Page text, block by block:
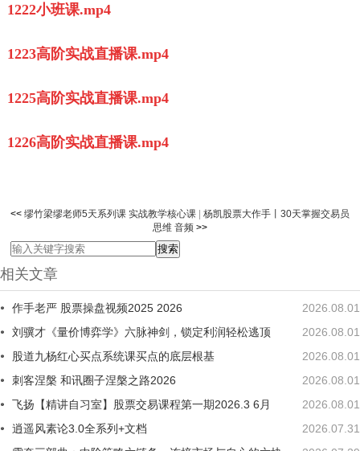
1222小班课.mp4
1223高阶实战直播课.mp4
1225高阶实战直播课.mp4
1226高阶实战直播课.mp4
<< 缪竹梁缪老师5天系列课 实战教学核心课 | 杨凯股票大作手丨30天掌握交易员
思维 音频>>
相关文章
2026.08.01
作手老严 股票操盘视频2025 2026
2026.08.01
刘骥才《量价博弈学》六脉神剑，锁定利润轻松逃顶
2026.08.01
股道九杨红心买点系统课买点的底层根基
2026.08.01
刺客涅槃 和讯圈子涅槃之路2026
2026.08.01
飞扬【精讲自习室】股票交易课程第一期2026.3 6月
2026.07.31
逍遥风素论3.0全系列+文档